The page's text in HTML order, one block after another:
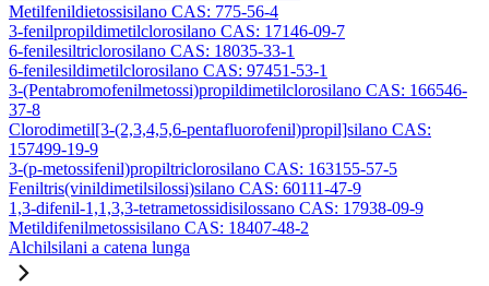
Metilfenildietossisilano CAS: 775-56-4
3-fenilpropildimetilclorosilano CAS: 17146-09-7
6-fenilesiltriclorosilano CAS: 18035-33-1
6-fenilesildimetilclorosilano CAS: 97451-53-1
3-(Pentabromofenilmetossi)propildimetilclorosilano CAS: 166546-
37-8
Clorodimetil[3-(2,3,4,5,6-pentafluorofenil)propil]silano CAS:
157499-19-9
3-(p-metossifenil)propiltriclorosilano CAS: 163155-57-5
Feniltris(vinildimetilsilossi)silano CAS: 60111-47-9
1,3-difenil-1,1,3,3-tetrametossidisilossano CAS: 17938-09-9
Metildifenilmetossisilano CAS: 18407-48-2
Alchilsilani a catena lunga